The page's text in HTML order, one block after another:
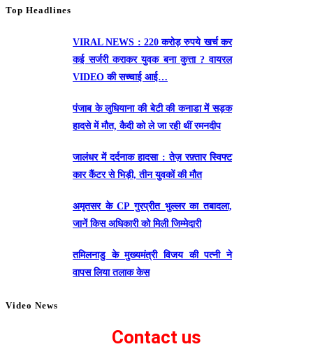
Top Headlines
VIRAL NEWS : 220 करोड़ रुपये खर्च कर
कई सर्जरी कराकर युवक बना कुत्ता ? वायरल
VIDEO की सच्चाई आई…
पंजाब के लुधियाना की बेटी की कनाडा में सड़क
हादसे में माैत, कैदी को ले जा रही थीं रमनदीप
जालंधर में दर्दनाक हादसा : तेज़ रफ़्तार स्विफ्ट
कार कैंटर से भिड़ी, तीन युवकों की मौत
अमृतसर के CP गुरप्रीत भुल्लर का तबादला,
जानें किस अधिकारी को मिली जिम्मेदारी
तमिलनाडु के मुख्यमंत्री विजय की पत्नी ने
वापस लिया तलाक केस
Video News
Contact us